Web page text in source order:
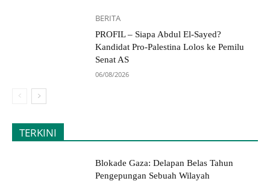
BERITA
PROFIL – Siapa Abdul El-Sayed?
Kandidat Pro-Palestina Lolos ke Pemilu
Senat AS
06/08/2026
TERKINI
Blokade Gaza: Delapan Belas Tahun
Pengepungan Sebuah Wilayah